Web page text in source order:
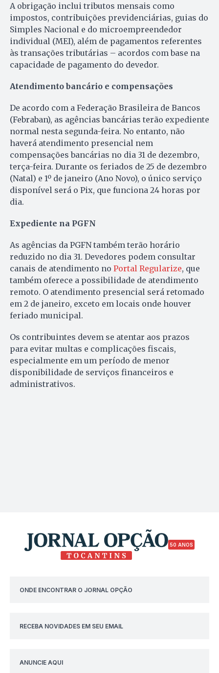
A obrigação inclui tributos mensais como
impostos, contribuições previdenciárias, guias do
Simples Nacional e do microempreendedor
individual (MEI), além de pagamentos referentes
às transações tributárias – acordos com base na
capacidade de pagamento do devedor.
Atendimento bancário e compensações
De acordo com a Federação Brasileira de Bancos
(Febraban), as agências bancárias terão expediente
normal nesta segunda-feira. No entanto, não
haverá atendimento presencial nem
compensações bancárias no dia 31 de dezembro,
terça-feira. Durante os feriados de 25 de dezembro
(Natal) e 1º de janeiro (Ano Novo), o único serviço
disponível será o Pix, que funciona 24 horas por
dia.
Expediente na PGFN
As agências da PGFN também terão horário
reduzido no dia 31. Devedores podem consultar
canais de atendimento no Portal Regularize, que
também oferece a possibilidade de atendimento
remoto. O atendimento presencial será retomado
em 2 de janeiro, exceto em locais onde houver
feriado municipal.
Os contribuintes devem se atentar aos prazos
para evitar multas e complicações fiscais,
especialmente em um período de menor
disponibilidade de serviços financeiros e
administrativos.
50 ANOS
ONDE ENCONTRAR O JORNAL OPÇÃO
RECEBA NOVIDADES EM SEU EMAIL
ANUNCIE AQUI